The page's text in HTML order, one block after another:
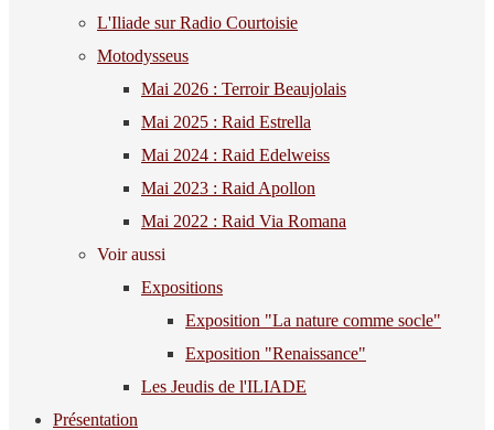
L'Iliade sur Radio Courtoisie
Motodysseus
Mai 2026 : Terroir Beaujolais
Mai 2025 : Raid Estrella
Mai 2024 : Raid Edelweiss
Mai 2023 : Raid Apollon
Mai 2022 : Raid Via Romana
Voir aussi
Expositions
Exposition "La nature comme socle"
Exposition "Renaissance"
Les Jeudis de l'ILIADE
Présentation